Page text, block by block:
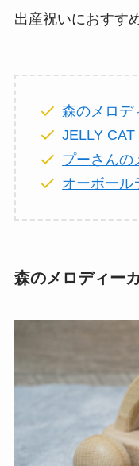
出産祝いにおすす
森のメロデ
JELLY CAT
プーさんの
オーボール
森のメロディー